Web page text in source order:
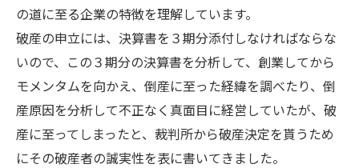
の道に至る企業の特徴を理解しています。
破産の申立には、決算書を３期分添付しなければならな
いので、この３期分の決算書を分析して、創業してから
モメンタムを向かえ、倒産に至った経緯を調べたり、倒
産原因を分析して不正なく真面目に経営していたが、破
産に至ってしまったと、裁判所から破産決定を貰うため
にその破産者の誠実性を表に書いてきました。